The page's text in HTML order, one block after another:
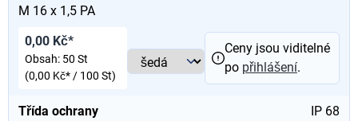
M 16 x 1,5 PA
Třída ochrany IP 68
0,00 Kč*
Obsah: 50 St
(0,00 Kč* / 100 St)
Ceny jsou viditelné
po přihlášení.